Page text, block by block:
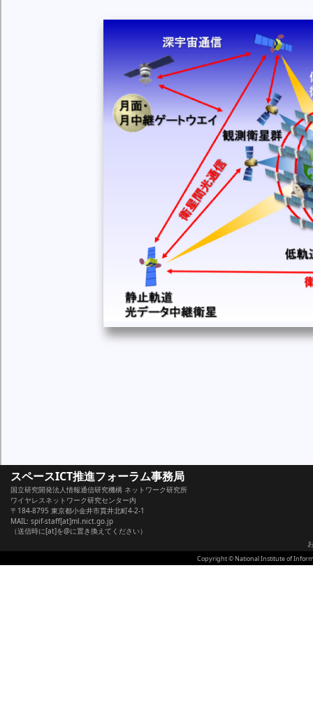
スペースICT推進フォーラム事務局
国立研究開発法人情報通信研究機構 ネットワーク研究所
ワイヤレスネットワーク研究センター内
〒184-8795 東京都小金井市貫井北町4-2-1
MAIL: spif-staff[at]ml.nict.go.jp
（送信時に[at]を@に置き換えてください）
Copyright © National Institute of